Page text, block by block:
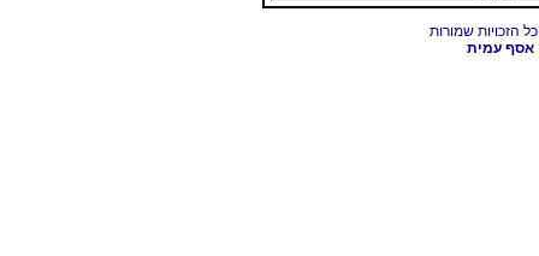
אסף עמית